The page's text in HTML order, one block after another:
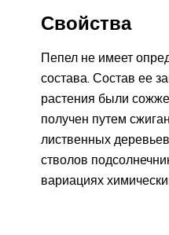
Свойства
Пепел не имеет
состава. Состав ее
растения были
получен путем
лиственных
стволов
вариациях